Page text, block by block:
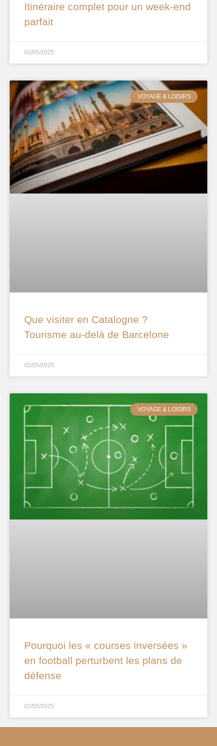
Itinéraire complet pour un week-end
parfait
02/05/2025
VOYAGE & LOISIRS
Que visiter en Catalogne ?
Tourisme au-delà de Barcelone
02/05/2025
VOYAGE & LOISIRS
Pourquoi les « courses inversées »
en football perturbent les plans de
défense
02/05/2025